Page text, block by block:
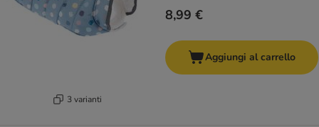
3 varianti
8,99 €
Aggiungi al carrello